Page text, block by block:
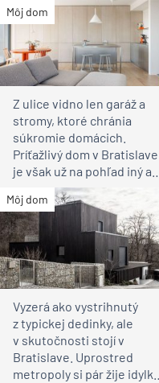
Môj dom
Z ulice vidno len garáž a
stromy, ktoré chránia
súkromie domácich.
Príťažlivý dom v Bratislave
je však už na pohľad iný ako
susedia
Môj dom
Vyzerá ako vystrihnutý
z typickej dedinky, ale
v skutočnosti stojí v
Bratislave. Uprostred
metropoly si pár žije idylku